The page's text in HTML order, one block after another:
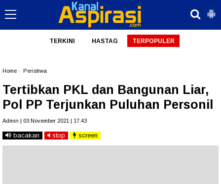
TERKINI HASTAG TERPOPULER
Home Peristiwa
Tertibkan PKL dan Bangunan Liar,
Pol PP Terjunkan Puluhan Personil
Admin | 03 November 2021 | 17:43
bacakan stop screen